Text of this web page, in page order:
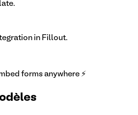
in Fillout.
forms anywhere ⚡